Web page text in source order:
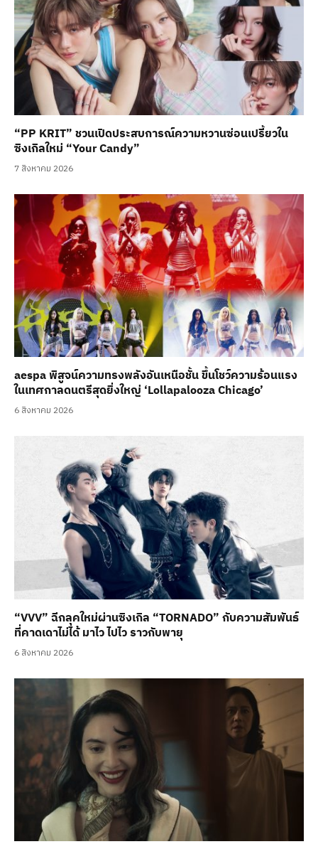
“PP KRIT” ชวนเปิดประสบการณ์ความหวานซ่อนเปรี้ยวใน
ซิงเกิลใหม่ “Your Candy”
7 สิงหาคม 2026
aespa พิสูจน์ความทรงพลังอันเหนือชั้น ขึ้นโชว์ความร้อนแรง
ในเทศกาลดนตรีสุดยิ่งใหญ่ ‘Lollapalooza Chicago’
6 สิงหาคม 2026
“VVV” ฉีกลุคใหม่ผ่านซิงเกิล “TORNADO” กับความสัมพันธ์
ที่คาดเดาไม่ได้ มาไว ไปไว ราวกับพายุ
6 สิงหาคม 2026